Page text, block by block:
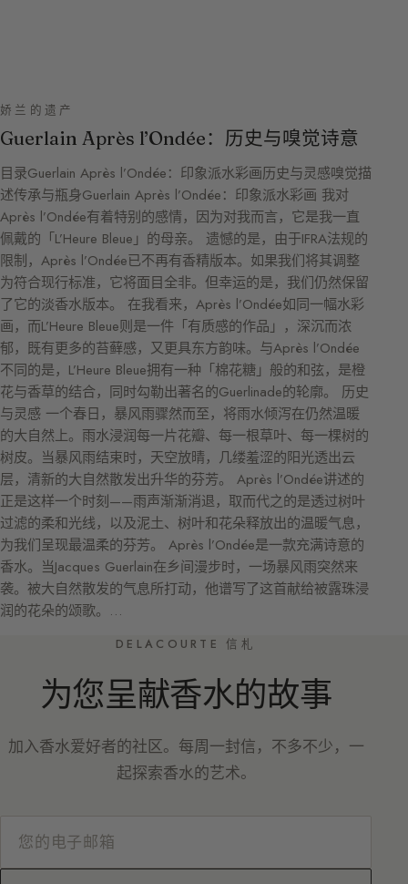
娇兰的遗产
Guerlain Après l’Ondée：历史与嗅觉诗意
目录Guerlain Après l’Ondée：印象派水彩画历史与灵感嗅觉描
述传承与瓶身Guerlain Après l’Ondée：印象派水彩画 我对
Après l’Ondée有着特别的感情，因为对我而言，它是我一直
佩戴的「L’Heure Bleue」的母亲。 遗憾的是，由于IFRA法规的
限制，Après l’Ondée已不再有香精版本。如果我们将其调整
为符合现行标准，它将面目全非。但幸运的是，我们仍然保留
了它的淡香水版本。 在我看来，Après l’Ondée如同一幅水彩
画，而L’Heure Bleue则是一件「有质感的作品」，深沉而浓
郁，既有更多的苔藓感，又更具东方韵味。与Après l’Ondée
不同的是，L’Heure Bleue拥有一种「棉花糖」般的和弦，是橙
花与香草的结合，同时勾勒出著名的Guerlinade的轮廓。 历史
与灵感 一个春日，暴风雨骤然而至，将雨水倾泻在仍然温暖
的大自然上。雨水浸润每一片花瓣、每一根草叶、每一棵树的
树皮。当暴风雨结束时，天空放晴，几缕羞涩的阳光透出云
层，清新的大自然散发出升华的芬芳。 Après l’Ondée讲述的
正是这样一个时刻——雨声渐渐消退，取而代之的是透过树叶
过滤的柔和光线，以及泥土、树叶和花朵释放出的温暖气息，
为我们呈现最温柔的芬芳。 Après l’Ondée是一款充满诗意的
香水。当Jacques Guerlain在乡间漫步时，一场暴风雨突然来
袭。被大自然散发的气息所打动，他谱写了这首献给被露珠浸
润的花朵的颂歌。…
DELACOURTE 信札
为您呈献香水的故事
加入香水爱好者的社区。每周一封信，不多不少，一
起探索香水的艺术。